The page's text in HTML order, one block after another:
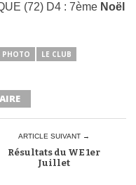
(72) D4 : 7ème Noël
PHOTO LE CLUB
ARTICLE SUIVANT →
Résultats du WE 1er
Juillet